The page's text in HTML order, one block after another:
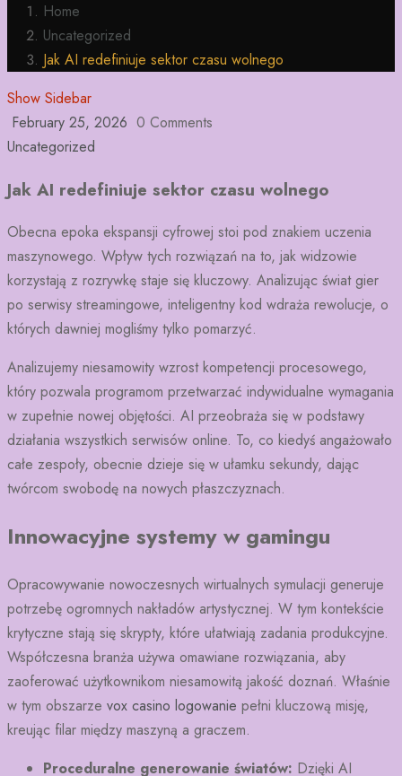
Home
Uncategorized
Jak AI redefiniuje sektor czasu wolnego
Show Sidebar
February 25, 2026 0 Comments
Uncategorized
Jak AI redefiniuje sektor czasu wolnego
Obecna epoka ekspansji cyfrowej stoi pod znakiem uczenia
maszynowego. Wpływ tych rozwiązań na to, jak widzowie
korzystają z rozrywkę staje się kluczowy. Analizując świat gier
po serwisy streamingowe, inteligentny kod wdraża rewolucje, o
których dawniej mogliśmy tylko pomarzyć.
Analizujemy niesamowity wzrost kompetencji procesowego,
który pozwala programom przetwarzać indywidualne wymagania
w zupełnie nowej objętości. AI przeobraża się w podstawy
działania wszystkich serwisów online. To, co kiedyś angażowało
całe zespoły, obecnie dzieje się w ułamku sekundy, dając
twórcom swobodę na nowych płaszczyznach.
Innowacyjne systemy w gamingu
Opracowywanie nowoczesnych wirtualnych symulacji generuje
potrzebę ogromnych nakładów artystycznej. W tym kontekście
krytyczne stają się skrypty, które ułatwiają zadania produkcyjne.
Współczesna branża używa omawiane rozwiązania, aby
zaoferować użytkownikom niesamowitą jakość doznań. Właśnie
w tym obszarze vox casino logowanie pełni kluczową misję,
kreując filar między maszyną a graczem.
Proceduralne generowanie światów: Dzięki AI